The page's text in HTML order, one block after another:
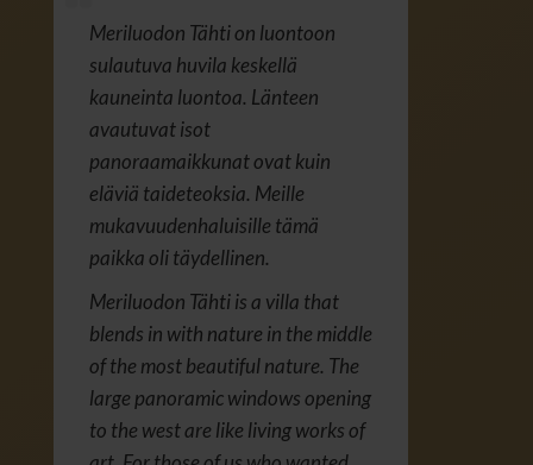
Meriluodon Tähti on luontoon
sulautuva huvila keskellä
kauneinta luontoa. Länteen
avautuvat isot
panoraamaikkunat ovat kuin
eläviä taideteoksia. Meille
mukavuudenhaluisille tämä
paikka oli täydellinen.
Meriluodon Tähti is a villa that
blends in with nature in the middle
of the most beautiful nature. The
large panoramic windows opening
to the west are like living works of